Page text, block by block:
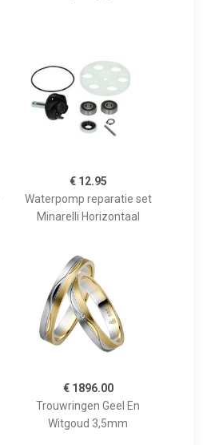
€ 12.95
Waterpomp reparatie set
Minarelli Horizontaal
€ 1896.00
Trouwringen Geel En
Witgoud 3,5mm